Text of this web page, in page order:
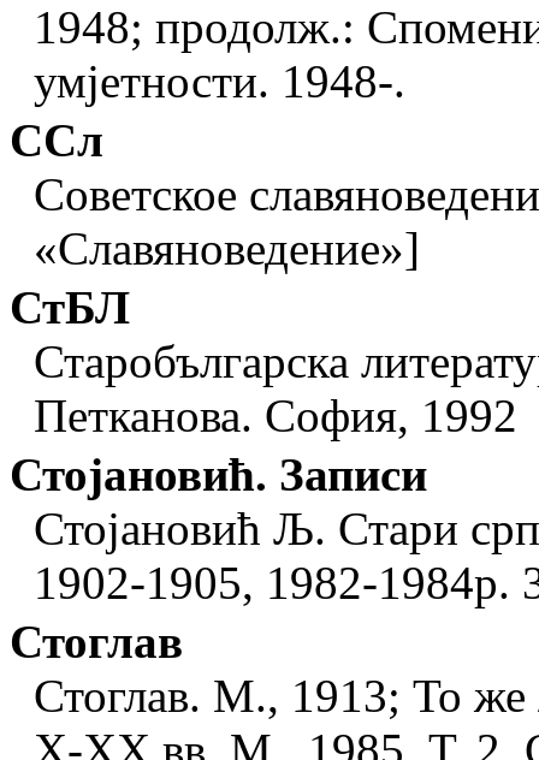
1948; продолж.:
умjетности. 1948-.
ССл
Советское
«Cлавяноведение»]
СтБЛ
Старобългарска
Петканова. София, 1992
Стоjановић. Записи
Стоjановић Љ. Стари
1902-1905, 1982-1984р.
Стоглав
Стоглав. М., 1913; То же